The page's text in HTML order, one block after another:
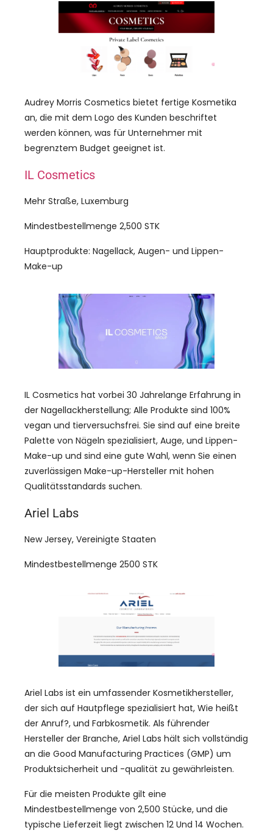
Audrey Morris Cosmetics bietet fertige Kosmetika
an, die mit dem Logo des Kunden beschriftet
werden können, was für Unternehmer mit
begrenztem Budget geeignet ist.
IL Cosmetics
Mehr Straße, Luxemburg
Mindestbestellmenge 2,500 STK
Hauptprodukte: Nagellack, Augen- und Lippen-
Make-up
IL Cosmetics hat vorbei 30 Jahrelange Erfahrung in
der Nagellackherstellung; Alle Produkte sind 100%
vegan und tierversuchsfrei. Sie sind auf eine breite
Palette von Nägeln spezialisiert, Auge, und Lippen-
Make-up und sind eine gute Wahl, wenn Sie einen
zuverlässigen Make-up-Hersteller mit hohen
Qualitätsstandards suchen.
Ariel Labs
New Jersey, Vereinigte Staaten
Mindestbestellmenge 2500 STK
Ariel Labs ist ein umfassender Kosmetikhersteller,
der sich auf Hautpflege spezialisiert hat, Wie heißt
der Anruf?, und Farbkosmetik. Als führender
Hersteller der Branche, Ariel Labs hält sich vollständig
an die Good Manufacturing Practices (GMP) um
Produktsicherheit und -qualität zu gewährleisten.
Für die meisten Produkte gilt eine
Mindestbestellmenge von 2,500 Stücke, und die
typische Lieferzeit liegt zwischen 12 Und 14 Wochen.